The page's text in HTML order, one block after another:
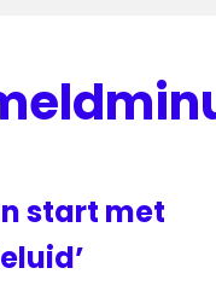
start met